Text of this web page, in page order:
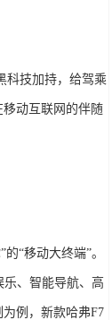
科技加持，给驾乘
动互联网的伴随
“移动大终端”。
、智能导航、高
例，新款哈弗F7